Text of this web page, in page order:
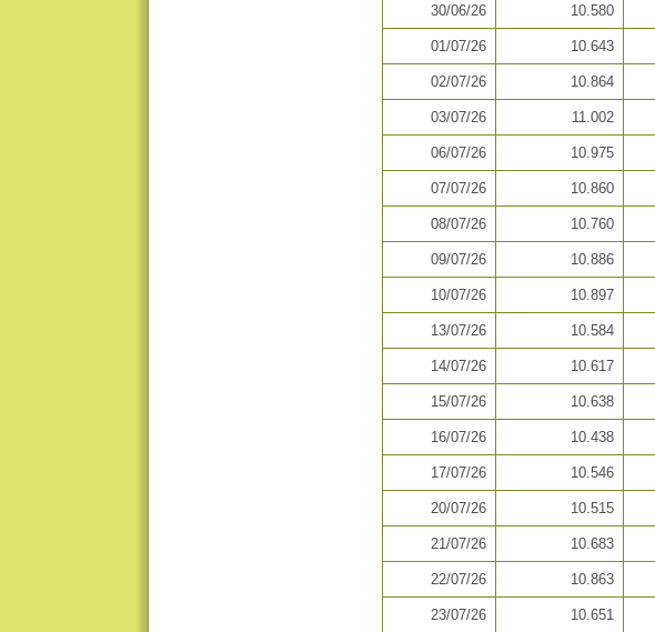
30/06/26 10.580
01/07/26 10.643
02/07/26 10.864
03/07/26 11.002
06/07/26 10.975
07/07/26 10.860
08/07/26 10.760
09/07/26 10.886
10/07/26 10.897
13/07/26 10.584
14/07/26 10.617
15/07/26 10.638
16/07/26 10.438
17/07/26 10.546
20/07/26 10.515
21/07/26 10.683
22/07/26 10.863
23/07/26 10.651